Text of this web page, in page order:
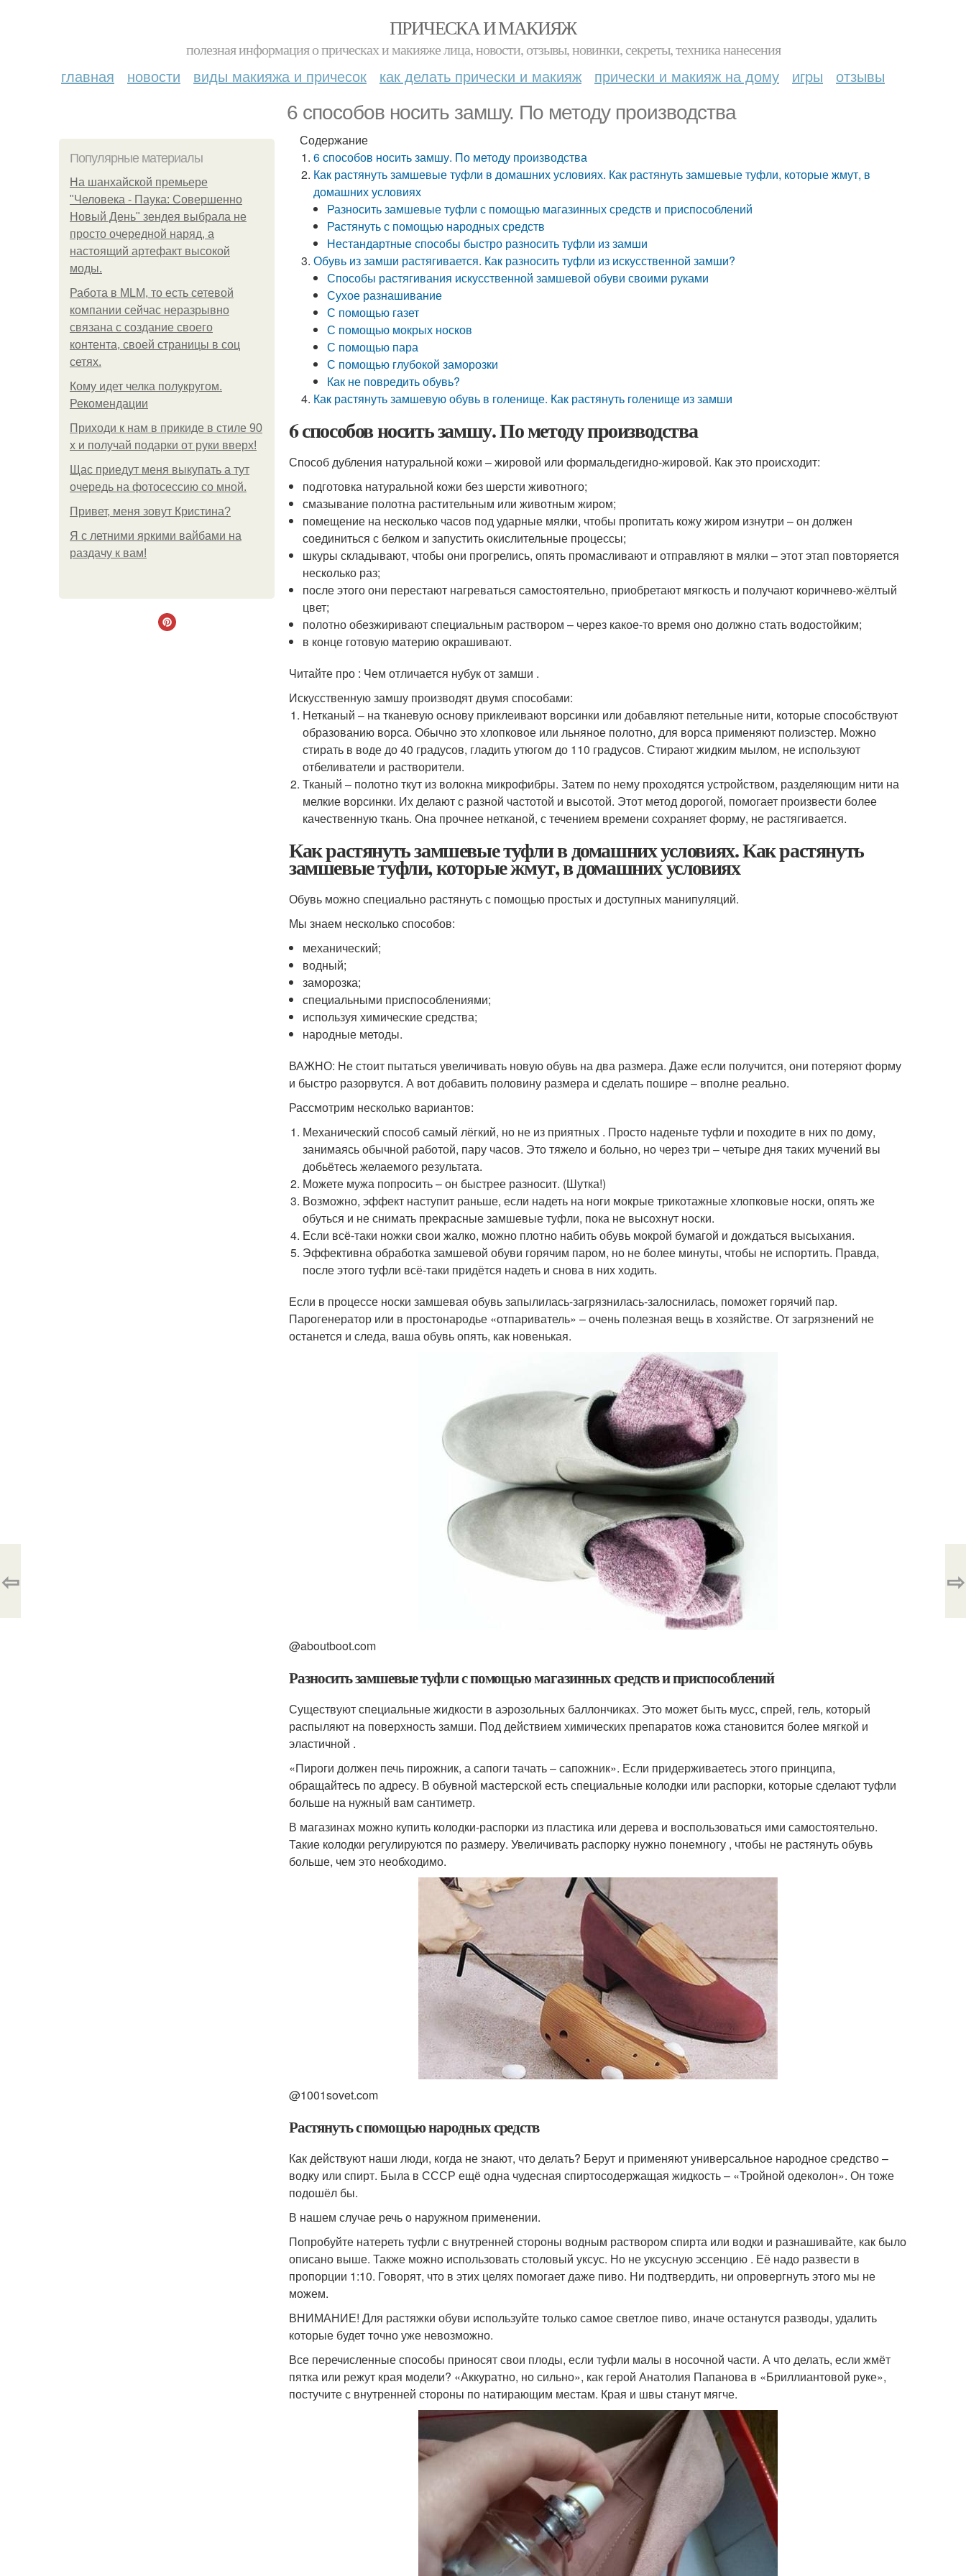
ПРИЧЕСКА И МАКИЯЖ
полезная информация о прическах и макияже лица, новости, отзывы, новинки, секреты, техника нанесения
главная новости виды макияжа и причесок как делать прически и макияж прически и макияж на дому игры отзывы
6 способов носить замшу. По методу производства
Популярные материалы
На шанхайской премьере
"Человека - Паука: Совершенно
Новый День" зендея выбрала не
просто очередной наряд, а
настоящий артефакт высокой
моды.
Работа в MLM, то есть сетевой
компании сейчас неразрывно
связана с создание своего
контента, своей страницы в соц
сетях.
Кому идет челка полукругом.
Рекомендации
Приходи к нам в прикиде в стиле 90
х и получай подарки от руки вверх!
Щас приедут меня выкупать а тут
очередь на фотосессию со мной.
Привет, меня зовут Кристина?
Я с летними яркими вайбами на
раздачу к вам!
Содержание
6 способов носить замшу. По методу производства
Как растянуть замшевые туфли в домашних условиях. Как растянуть замшевые туфли, которые жмут, в
домашних условиях
Разносить замшевые туфли с помощью магазинных средств и приспособлений
Растянуть с помощью народных средств
Нестандартные способы быстро разносить туфли из замши
Обувь из замши растягивается. Как разносить туфли из искусственной замши?
Способы растягивания искусственной замшевой обуви своими руками
Сухое разнашивание
С помощью газет
С помощью мокрых носков
С помощью пара
С помощью глубокой заморозки
Как не повредить обувь?
Как растянуть замшевую обувь в голенище. Как растянуть голенище из замши
6 способов носить замшу. По методу производства
Способ дубления натуральной кожи – жировой или формальдегидно-жировой. Как это происходит:
подготовка натуральной кожи без шерсти животного;
смазывание полотна растительным или животным жиром;
помещение на несколько часов под ударные мялки, чтобы пропитать кожу жиром изнутри – он должен
соединиться с белком и запустить окислительные процессы;
шкуры складывают, чтобы они прогрелись, опять промасливают и отправляют в мялки – этот этап повторяется
несколько раз;
после этого они перестают нагреваться самостоятельно, приобретают мягкость и получают коричнево-жёлтый
цвет;
полотно обезжиривают специальным раствором – через какое-то время оно должно стать водостойким;
в конце готовую материю окрашивают.
Читайте про : Чем отличается нубук от замши .
Искусственную замшу производят двумя способами:
Нетканый – на тканевую основу приклеивают ворсинки или добавляют петельные нити, которые способствуют
образованию ворса. Обычно это хлопковое или льняное полотно, для ворса применяют полиэстер. Можно
стирать в воде до 40 градусов, гладить утюгом до 110 градусов. Стирают жидким мылом, не используют
отбеливатели и растворители.
Тканый – полотно ткут из волокна микрофибры. Затем по нему проходятся устройством, разделяющим нити на
мелкие ворсинки. Их делают с разной частотой и высотой. Этот метод дорогой, помогает произвести более
качественную ткань. Она прочнее нетканой, с течением времени сохраняет форму, не растягивается.
Как растянуть замшевые туфли в домашних условиях. Как растянуть
замшевые туфли, которые жмут, в домашних условиях
Обувь можно специально растянуть с помощью простых и доступных манипуляций.
Мы знаем несколько способов:
механический;
водный;
заморозка;
специальными приспособлениями;
используя химические средства;
народные методы.
ВАЖНО: Не стоит пытаться увеличивать новую обувь на два размера. Даже если получится, они потеряют форму
и быстро разорвутся. А вот добавить половину размера и сделать пошире – вполне реально.
Рассмотрим несколько вариантов:
Механический способ самый лёгкий, но не из приятных . Просто наденьте туфли и походите в них по дому,
занимаясь обычной работой, пару часов. Это тяжело и больно, но через три – четыре дня таких мучений вы
добьётесь желаемого результата.
Можете мужа попросить – он быстрее разносит. (Шутка!)
Возможно, эффект наступит раньше, если надеть на ноги мокрые трикотажные хлопковые носки, опять же
обуться и не снимать прекрасные замшевые туфли, пока не высохнут носки.
Если всё-таки ножки свои жалко, можно плотно набить обувь мокрой бумагой и дождаться высыхания.
Эффективна обработка замшевой обуви горячим паром, но не более минуты, чтобы не испортить. Правда,
после этого туфли всё-таки придётся надеть и снова в них ходить.
Если в процессе носки замшевая обувь запылилась-загрязнилась-залоснилась, поможет горячий пар.
Парогенератор или в простонародье «отпариватель» – очень полезная вещь в хозяйстве. От загрязнений не
останется и следа, ваша обувь опять, как новенькая.
@aboutboot.com
Разносить замшевые туфли с помощью магазинных средств и приспособлений
Существуют специальные жидкости в аэрозольных баллончиках. Это может быть мусс, спрей, гель, который
распыляют на поверхность замши. Под действием химических препаратов кожа становится более мягкой и
эластичной .
«Пироги должен печь пирожник, а сапоги тачать – сапожник». Если придерживаетесь этого принципа,
обращайтесь по адресу. В обувной мастерской есть специальные колодки или распорки, которые сделают туфли
больше на нужный вам сантиметр.
В магазинах можно купить колодки-распорки из пластика или дерева и воспользоваться ими самостоятельно.
Такие колодки регулируются по размеру. Увеличивать распорку нужно понемногу , чтобы не растянуть обувь
больше, чем это необходимо.
@1001sovet.com
Растянуть с помощью народных средств
Как действуют наши люди, когда не знают, что делать? Берут и применяют универсальное народное средство –
водку или спирт. Была в СССР ещё одна чудесная спиртосодержащая жидкость – «Тройной одеколон». Он тоже
подошёл бы.
В нашем случае речь о наружном применении.
Попробуйте натереть туфли с внутренней стороны водным раствором спирта или водки и разнашивайте, как было
описано выше. Также можно использовать столовый уксус. Но не уксусную эссенцию . Её надо развести в
пропорции 1:10. Говорят, что в этих целях помогает даже пиво. Ни подтвердить, ни опровергнуть этого мы не
можем.
ВНИМАНИЕ! Для растяжки обуви используйте только самое светлое пиво, иначе останутся разводы, удалить
которые будет точно уже невозможно.
Все перечисленные способы приносят свои плоды, если туфли малы в носочной части. А что делать, если жмёт
пятка или режут края модели? «Аккуратно, но сильно», как герой Анатолия Папанова в «Бриллиантовой руке»,
постучите с внутренней стороны по натирающим местам. Края и швы станут мягче.
⇦ ⇨